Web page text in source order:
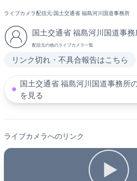
ライブカメラ配信元:国土交通省 福島河川国道事務所
国土交通省 福島河川国道事
配信元の他のライブカメラ一覧
リンク切れ・不具合報告はこちら
国土交通省 福島河川国道事務所
を見る
ライブカメラへのリンク